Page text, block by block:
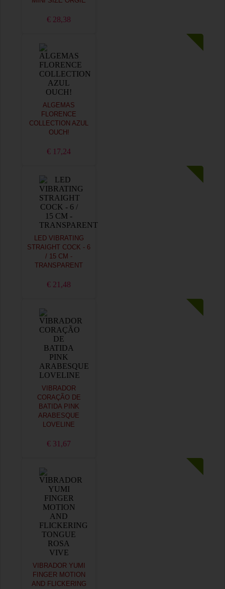
€ 28,38
ALGEMAS
FLORENCE
COLLECTION AZUL
OUCH!
€ 17,24
LED VIBRATING
STRAIGHT COCK - 6
/ 15 CM -
TRANSPARENT
€ 21,48
VIBRADOR
CORAÇÃO DE
BATIDA PINK
ARABESQUE
LOVELINE
€ 31,67
VIBRADOR YUMI
FINGER MOTION
AND FLICKERING